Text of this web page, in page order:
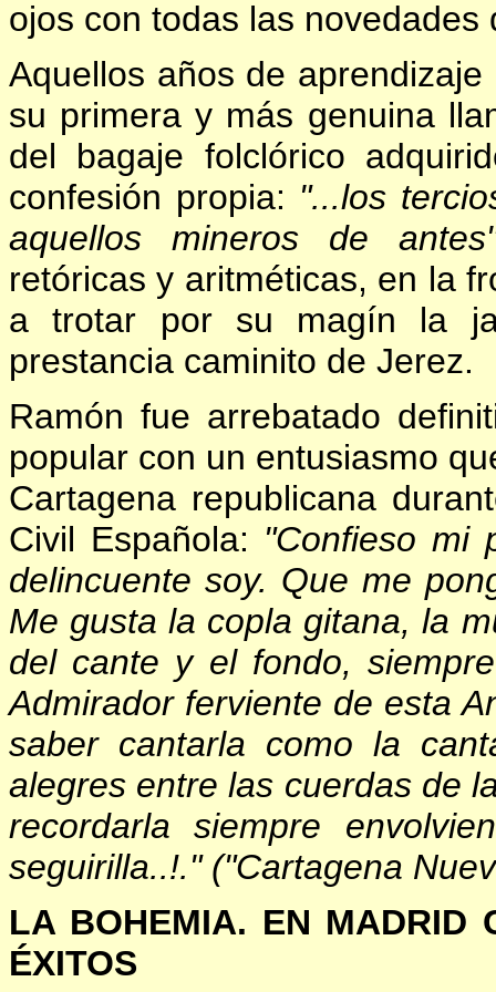
ojos con todas las
Aquellos años de
su primera y más genuina
del bagaje folclórico
confesión propia: "...los
aquellos mineros de
retóricas y aritméticas, en la
a trotar por su magín la
prestancia caminito de Jerez.
Ramón fue arrebatado
popular con un entusiasmo
Cartagena republicana
Civil Española: "Confieso mi
delincuente soy. Que me
Me gusta la copla gitana, la
del cante y el fondo,
Admirador ferviente de esta
saber cantarla como la
alegres entre las cuerdas de
recordarla siempre
seguirilla..!." ("Cartagena
LA BOHEMIA. EN MADRID
ÉXITOS